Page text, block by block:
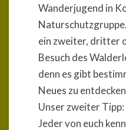
Wanderjugend in
ein zweiter, dritter
Besuch des
denn es gibt
Neues zu
Unser zweiter Tipp:
Jeder von euch